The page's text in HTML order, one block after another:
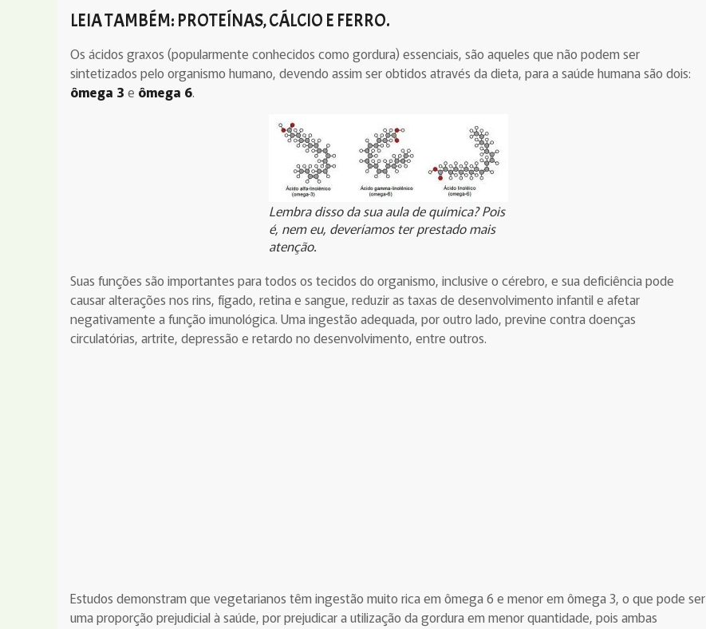
LEIA TAMBÉM: PROTEÍNAS,CÁLCIO E FERRO.
Os ácidos graxos (popularmente conhecidos como gordura) essenciais, são aqueles que não podem ser
sintetizados pelo organismo humano, devendo assim ser obtidos através da dieta, para a saúde humana são dois:
ômega 3 e ômega 6.
Lembra disso da sua aula de química? Pois
é, nem eu, deveríamos ter prestado mais
atenção.
Suas funções são importantes para todos os tecidos do organismo, inclusive o cérebro, e sua deficiência pode
causar alterações nos rins, fígado, retina e sangue, reduzir as taxas de desenvolvimento infantil e afetar
negativamente a função imunológica. Uma ingestão adequada, por outro lado, previne contra doenças
circulatórias, artrite, depressão e retardo no desenvolvimento, entre outros.
Estudos demonstram que vegetarianos têm ingestão muito rica em ômega 6 e menor em ômega 3, o que pode ser
uma proporção prejudicial à saúde, por prejudicar a utilização da gordura em menor quantidade, pois ambas